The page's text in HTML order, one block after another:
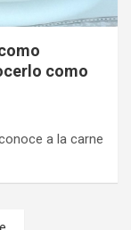
como
a la carne